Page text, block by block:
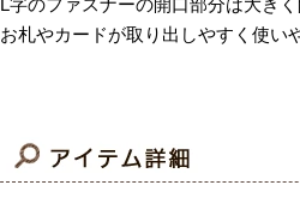
L字のファスナーの開口部分は大きく
お札やカードが取り出しやすく使い